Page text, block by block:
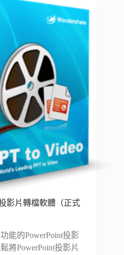
影片轉檔軟體（正式
能的PowerPoint投影
將PowerPoint投影片